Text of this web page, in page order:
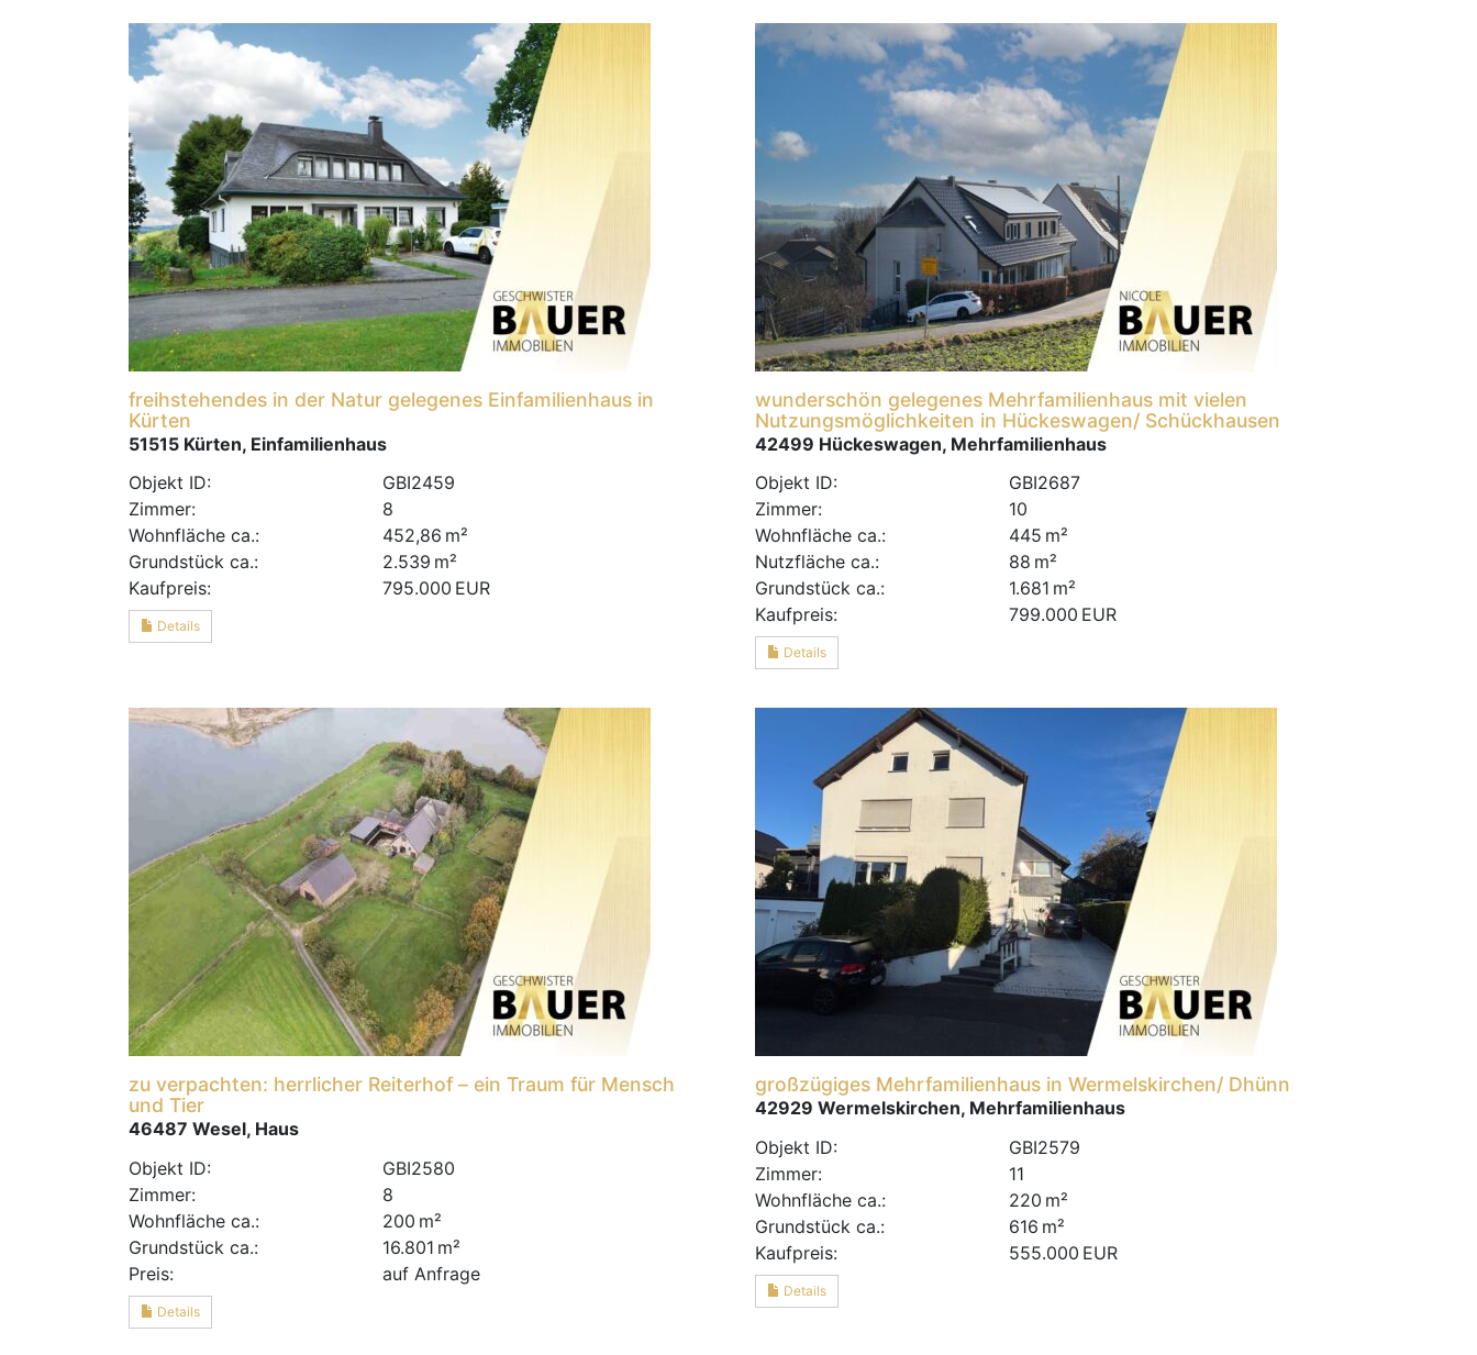
freihstehendes in der Natur gelegenes Einfamilienhaus in
Kürten
51515 Kürten, Einfamilienhaus
Objekt ID:
GBI2459
Zimmer:
8
Wohnfläche ca.:
452,86 m²
Grund­stück ca.:
2.539 m²
Kaufpreis:
795.000 EUR
Details
wunderschön gelegenes Mehrfamilienhaus mit vielen
Nutzungsmöglichkeiten in Hückeswagen/ Schückhausen
42499 Hückeswagen, Mehrfamilienhaus
Objekt ID:
GBI2687
Zimmer:
10
Wohnfläche ca.:
445 m²
Nutzfläche ca.:
88 m²
Grund­stück ca.:
1.681 m²
Kaufpreis:
799.000 EUR
Details
zu verpachten: herrlicher Reiterhof – ein Traum für Mensch
und Tier
46487 Wesel, Haus
Objekt ID:
GBI2580
Zimmer:
8
Wohnfläche ca.:
200 m²
Grund­stück ca.:
16.801 m²
Preis:
auf Anfrage
Details
großzügiges Mehrfamilienhaus in Wermelskirchen/ Dhünn
42929 Wermelskirchen, Mehrfamilienhaus
Objekt ID:
GBI2579
Zimmer:
11
Wohnfläche ca.:
220 m²
Grund­stück ca.:
616 m²
Kaufpreis:
555.000 EUR
Details